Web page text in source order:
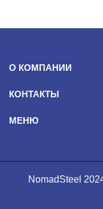
О КОМПАНИИ
КОНТАКТЫ
МЕНЮ
NomadSteel